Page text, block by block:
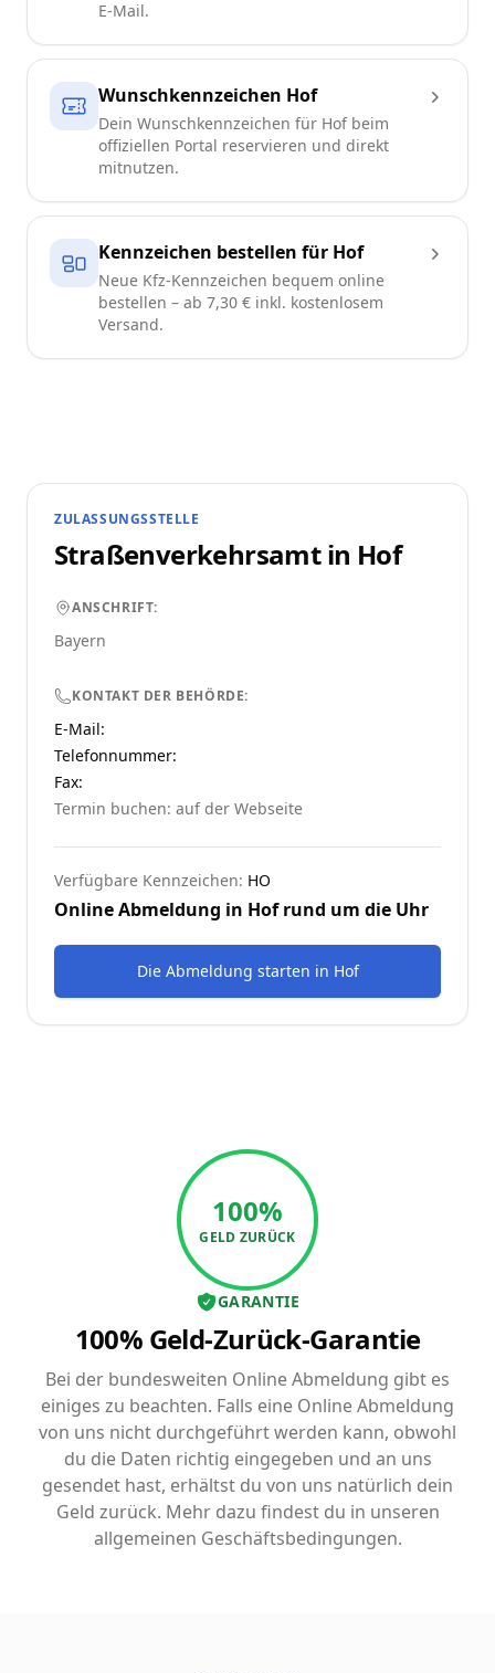
E-Mail.
Wunschkennzeichen Hof
Dein Wunschkennzeichen für Hof beim
offiziellen Portal reservieren und direkt
mitnutzen.
Kennzeichen bestellen für Hof
Neue Kfz-Kennzeichen bequem online
bestellen – ab 7,30 € inkl. kostenlosem
Versand.
ZULASSUNGSSTELLE
Straßenverkehrsamt in Hof
ANSCHRIFT:
Bayern
KONTAKT DER BEHÖRDE:
E-Mail:
Telefonnummer:
Fax:
Termin buchen: auf der Webseite
Verfügbare Kennzeichen: HO
Online Abmeldung in Hof rund um die Uhr
Die Abmeldung starten in Hof
100%
GELD ZURÜCK
GARANTIE
100% Geld-Zurück-Garantie
Bei der bundesweiten Online Abmeldung gibt es
einiges zu beachten. Falls eine Online Abmeldung
von uns nicht durchgeführt werden kann, obwohl
du die Daten richtig eingegeben und an uns
gesendet hast, erhältst du von uns natürlich dein
Geld zurück. Mehr dazu findest du in unseren
allgemeinen Geschäftsbedingungen.